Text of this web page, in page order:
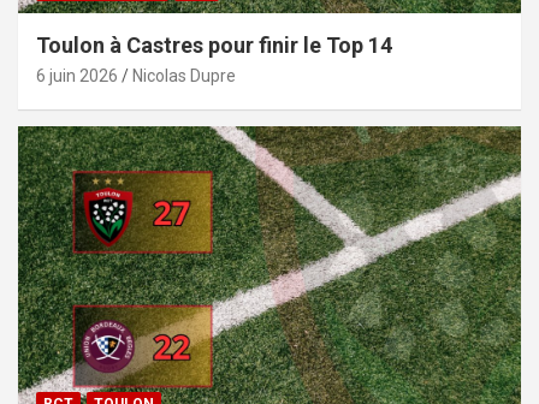
Toulon à Castres pour finir le Top 14
6 juin 2026 Nicolas Dupre